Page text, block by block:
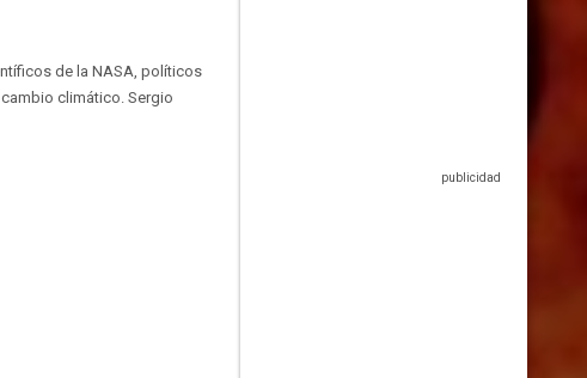
de la NASA, políticos
climático. Sergio